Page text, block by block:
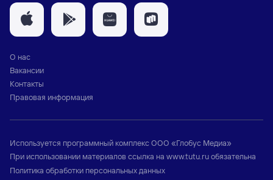
О нас
Вакансии
Контакты
Правовая информация
Используется программный комплексООО «Глобус Медиа»
При использовании материалов ссылка на www.tutu.ruобязательна
Политика обработки персональных данных